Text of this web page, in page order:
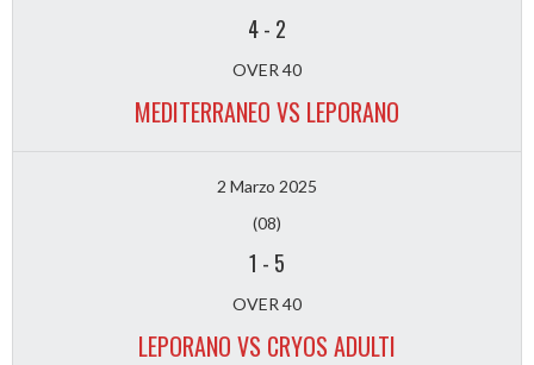
4- 2
OVER 40
MEDITERRANEO VS LEPORANO
2 Marzo 2025
(08)
1 - 5
OVER 40
LEPORANO VS CRYOS ADULTI